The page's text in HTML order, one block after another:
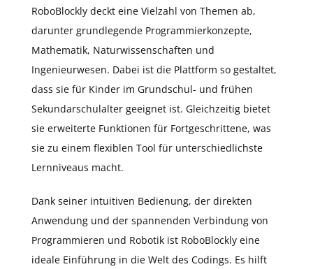
RoboBlockly deckt eine Vielzahl von Themen ab,
darunter grundlegende Programmierkonzepte,
Mathematik, Naturwissenschaften und
Ingenieurwesen. Dabei ist die Plattform so gestaltet,
dass sie für Kinder im Grundschul- und frühen
Sekundarschulalter geeignet ist. Gleichzeitig bietet
sie erweiterte Funktionen für Fortgeschrittene, was
sie zu einem flexiblen Tool für unterschiedlichste
Lernniveaus macht.
Dank seiner intuitiven Bedienung, der direkten
Anwendung und der spannenden Verbindung von
Programmieren und Robotik ist RoboBlockly eine
ideale Einführung in die Welt des Codings. Es hilft